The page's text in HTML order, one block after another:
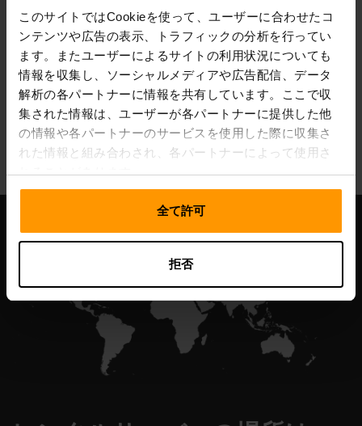
このサイトではCookieを使って、ユーザーに合わせたコ
ンテンツや広告の表示、トラフィックの分析を行ってい
ます。またユーザーによるサイトの利用状況についても
情報を収集し、ソーシャルメディアや広告配信、データ
解析の各パートナーに情報を共有しています。ここで収
集された情報は、ユーザーが各パートナーに提供した他
の情報や各パートナーのサービスを使用した際に収集さ
れた情報と組み合わされ、各パートナーによって使用さ
れることがあります。
全て許可
拒否
Valheim
サーバーホスティング
All Games